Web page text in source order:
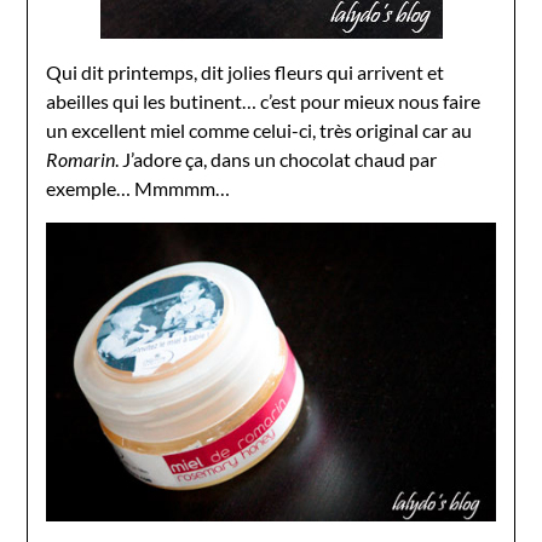
Qui dit printemps, dit jolies fleurs qui arrivent et
abeilles qui les butinent… c’est pour mieux nous faire
un excellent miel comme celui-ci, très original car au
Romarin. J’adore ça, dans un chocolat chaud par
exemple… Mmmmm…